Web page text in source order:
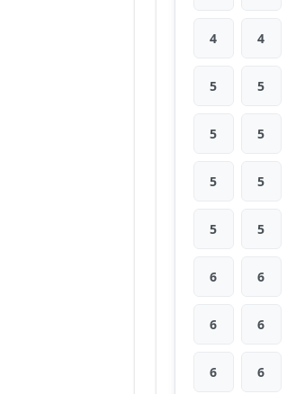
4 4
5 5
5 5
5 5
5 5
6 6
6 6
6 6